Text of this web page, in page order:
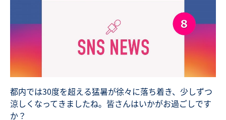
都内では30度を超える猛暑が徐々に落ち着き、少しずつ
涼しくなってきましたね。皆さんはいかがお過ごしです
か？